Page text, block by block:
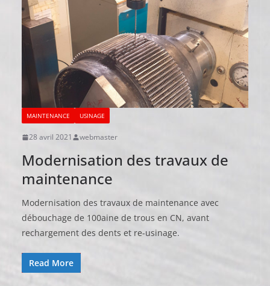
MAINTENANCE USINAGE
28 avril 2021 webmaster
Modernisation des travaux de
maintenance
Modernisation des travaux de maintenance avec
débouchage de 100aine de trous en CN, avant
rechargement des dents et re-usinage.
Read More